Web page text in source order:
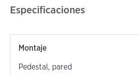
Especificaciones
Montaje
Pedestal, pared